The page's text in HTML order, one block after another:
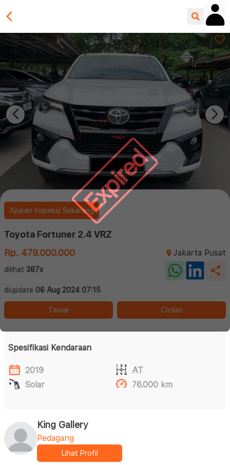
Expired
Ajukan Inspeksi Sekarang
Toyota Fortuner 2.4 VRZ
Rp. 479.000.000
Jakarta Pusat
dilihat 387x
diupdate 06 Aug 2024 07:15
Tawar Cicilan
Spesifikasi Kendaraan
2019
AT
Solar
76.000 km
King Gallery
Pedagang
Lihat Profil